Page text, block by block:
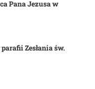
Pana Jezusa w
Zesłania św.